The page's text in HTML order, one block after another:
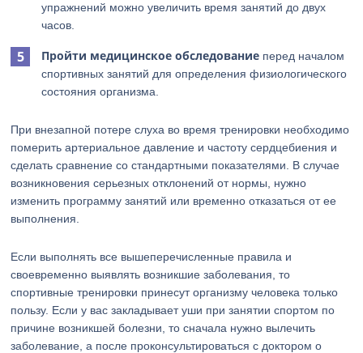
упражнений можно увеличить время занятий до двух
часов.
Пройти медицинское обследование перед началом
спортивных занятий для определения физиологического
состояния организма.
При внезапной потере слуха во время тренировки необходимо
померить артериальное давление и частоту сердцебиения и
сделать сравнение со стандартными показателями. В случае
возникновения серьезных отклонений от нормы, нужно
изменить программу занятий или временно отказаться от ее
выполнения.
Если выполнять все вышеперечисленные правила и
своевременно выявлять возникшие заболевания, то
спортивные тренировки принесут организму человека только
пользу. Если у вас закладывает уши при занятии спортом по
причине возникшей болезни, то сначала нужно вылечить
заболевание, а после проконсультироваться с доктором о